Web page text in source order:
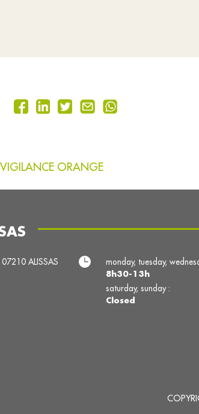
ORANGE
ALISSAS
monday, tuesday,
8h30-13h
saturday, sunday :
Closed